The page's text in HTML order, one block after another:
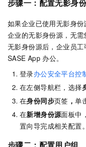
步骤一：配置无影身
如果企业已使用无影身
企业的无影身份源，无
无影身份源后，企业员
SASE App 办公。
登录办公安全平台控
在左侧导航栏，选择
在身份同步页签 ，单
在新增身份源面板中
置向导完成相关配置